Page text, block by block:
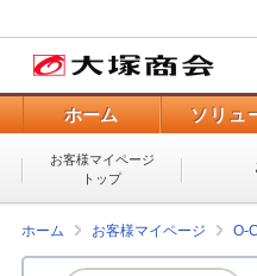
ホーム ソリュ
お客様マイページ
トップ
ホーム お客様マイページ O-